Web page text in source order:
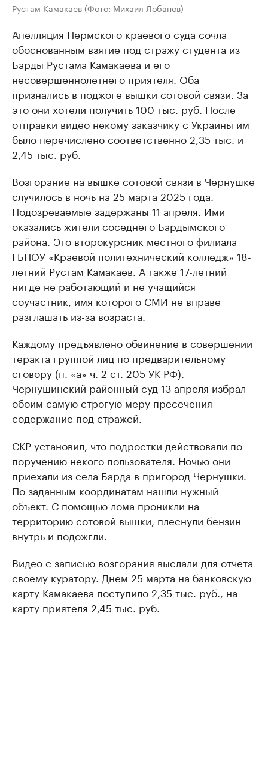
Рустам Камакаев (Фото: Михаил Лобанов)
Апелляция Пермского краевого суда сочла
обоснованным взятие под стражу студента из
Барды Рустама Камакаева и его
несовершеннолетнего приятеля. Оба
признались в поджоге вышки сотовой связи. За
это они хотели получить 100 тыс. руб. После
отправки видео некому заказчику с Украины им
было перечислено соответственно 2,35 тыс. и
2,45 тыс. руб.
Возгорание на вышке сотовой связи в Чернушке
случилось в ночь на 25 марта 2025 года.
Подозреваемые задержаны 11 апреля. Ими
оказались жители соседнего Бардымского
района. Это второкурсник местного филиала
ГБПОУ «Краевой политехнический колледж» 18-
летний Рустам Камакаев. А также 17-летний
нигде не работающий и не учащийся
соучастник, имя которого СМИ не вправе
разглашать из-за возраста.
Каждому предъявлено обвинение в совершении
теракта группой лиц по предварительному
сговору (п. «а» ч. 2 ст. 205 УК РФ).
Чернушинский районный суд 13 апреля избрал
обоим самую строгую меру пресечения —
содержание под стражей.
СКР установил, что подростки действовали по
поручению некого пользователя. Ночью они
приехали из села Барда в пригород Чернушки.
По заданным координатам нашли нужный
объект. С помощью лома проникли на
территорию сотовой вышки, плеснули бензин
внутрь и подожгли.
Видео с записью возгорания выслали для отчета
своему куратору. Днем 25 марта на банковскую
карту Камакаева поступило 2,35 тыс. руб., на
карту приятеля 2,45 тыс. руб.